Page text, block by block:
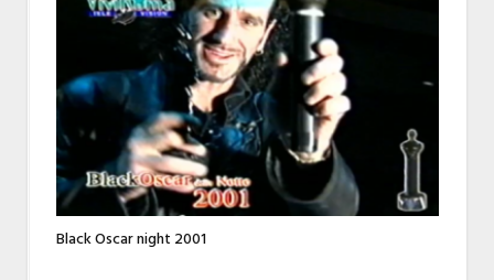
Black Oscar night 2001